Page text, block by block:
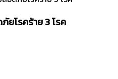
ยโรคร้าย 3 โรค